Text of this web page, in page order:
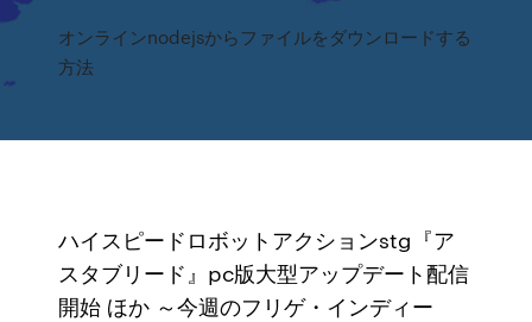
オンラインnodejsからファイルをダウンロードする
方法
ハイスピードロボットアクションstg『ア
スタブリード』pc版大型アップデート配信
開始 ほか ～今週のフリゲ・インディー